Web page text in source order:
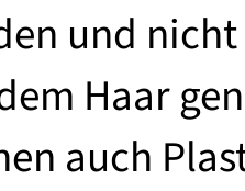
und
Haar
auch